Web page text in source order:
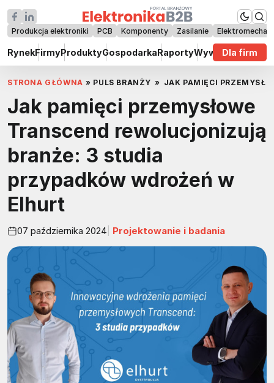
Produkcja elektroniki PCB Komponenty Zasilanie
RynekFirmyProduktyGospodarkaRaportyWywiadyDla firm
STRONA GŁÓWNA » PULS BRANŻY » JAK PAMIĘCI
Jak pamięci przemysłowe
Transcend rewolucjonizują
branże: 3 studia
przypadków wdrożeń w
Elhurt
07 października 2024 Projektowanie i badania